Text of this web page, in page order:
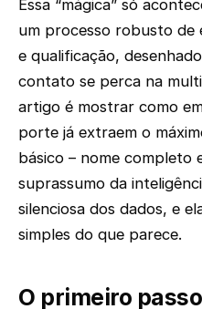
Essa “mágica” só
um processo robusto de
e qualificação,
contato se perca na
artigo é mostrar como
porte já extraem o
básico – nome completo
suprassumo da
silenciosa dos dados, e
simples do que parece.
O primeiro